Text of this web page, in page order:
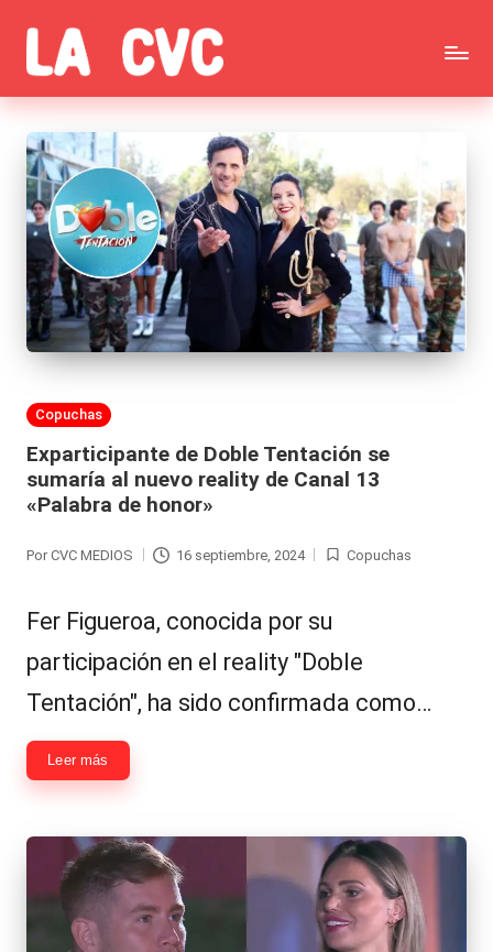
Saltar
al
contenido
C
o
p
u
c
h
a
s
y
F
ar
á
n
ul
a
C
hi
le
n
🔥
Todas
las
noticias
de
la
farándula,
Realitys,
Brava,
Gran
Hermano
-
-
Exclusivas
-
Tv
y
redes
lacvc.com
Publicada
Copuchas
Exparticipante de Doble Tentación se
sumaría al nuevo reality de Canal 13
«Palabra de honor»
Publicado
Por CVC MEDIOS 16 septiembre, 2024
Publicada
Copuchas
Fer Figueroa, conocida por su
participación en el reality "Doble
Tentación", ha sido confirmada como…
Leer más